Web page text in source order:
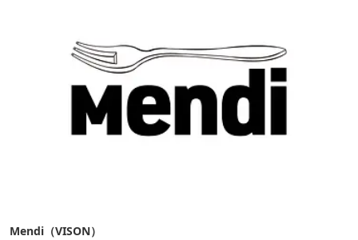
Mendi（VISON）